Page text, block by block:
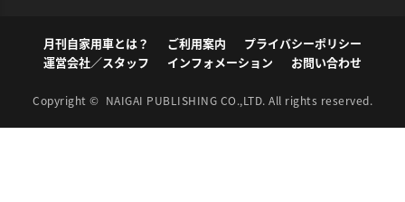
月刊自家用車とは？ ご利用案内
プライバシーポリシー
運営会社／スタッフ
インフォメーション お問い合わせ
Copyright © NAIGAI PUBLISHING CO.,LTD. All rights reserved.